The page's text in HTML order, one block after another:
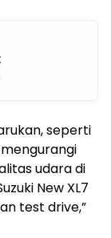
seperti
udara di
New XL7
test drive,”